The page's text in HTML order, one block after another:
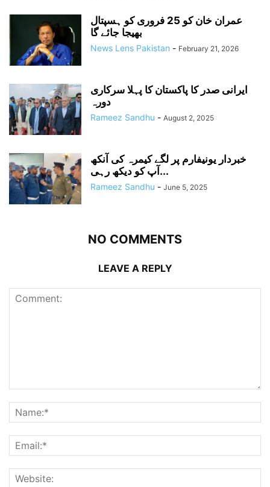
عمران خان کو 25 فروری کو ہسپتال
بھیجا جائے گا
News Lens Pakistan - February 21, 2026
ایرانی صدر کا پاکستان کا پہلا سرکاری
دورہ
Rameez Sandhu - August 2, 2025
خبردار یونیفارم پر لگے کیمرہ کی آنکھ
آپ کو دیکھ رہی...
Rameez Sandhu - June 5, 2025
NO COMMENTS
LEAVE A REPLY